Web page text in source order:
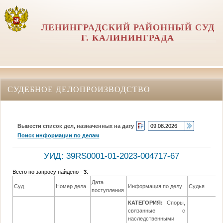
ЛЕНИНГРАДСКИЙ РАЙОННЫЙ СУД
Г. КАЛИНИНГРАДА
СУДЕБНОЕ ДЕЛОПРОИЗВОДСТВО
Вывести список дел, назначенных на дату
Поиск информации по делам
УИД: 39RS0001-01-2023-004717-67
Всего по запросу найдено -3
Суд Номер дела
Дата
поступления
Информация по делу Судья
КАТЕГОРИЯ:
Споры,
связанные с
наследственными